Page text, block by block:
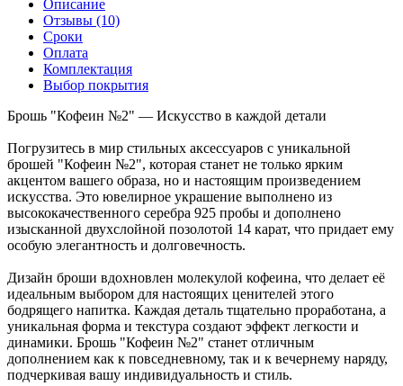
Описание
Отзывы (10)
Сроки
Оплата
Комплектация
Выбор покрытия
Брошь "Кофеин №2" — Искусство в каждой детали
Погрузитесь в мир стильных аксессуаров с уникальной
брошей "Кофеин №2", которая станет не только ярким
акцентом вашего образа, но и настоящим произведением
искусства. Это ювелирное украшение выполнено из
высококачественного серебра 925 пробы и дополнено
изысканной двухслойной позолотой 14 карат, что придает ему
особую элегантность и долговечность.
Дизайн броши вдохновлен молекулой кофеина, что делает её
идеальным выбором для настоящих ценителей этого
бодрящего напитка. Каждая деталь тщательно проработана, а
уникальная форма и текстура создают эффект легкости и
динамики. Брошь "Кофеин №2" станет отличным
дополнением как к повседневному, так и к вечернему наряду,
подчеркивая вашу индивидуальность и стиль.